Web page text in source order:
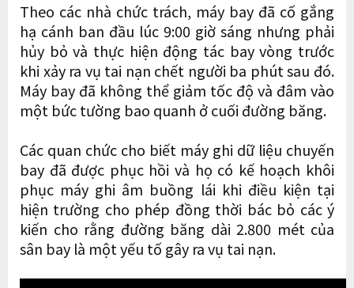
Theo các nhà chức trách, máy bay đã cố gắng
hạ cánh ban đầu lúc 9:00 giờ sáng nhưng phải
hủy bỏ và thực hiện động tác bay vòng trước
khi xảy ra vụ tai nạn chết người ba phút sau đó.
Máy bay đã không thể giảm tốc độ và đâm vào
một bức tường bao quanh ở cuối đường băng.
Các quan chức cho biết máy ghi dữ liệu chuyến
bay đã được phục hồi và họ có kế hoạch khôi
phục máy ghi âm buồng lái khi điều kiện tại
hiện trường cho phép đồng thời bác bỏ các ý
kiến ​​cho rằng đường băng dài 2.800 mét của
sân bay là một yếu tố gây ra vụ tai nạn.